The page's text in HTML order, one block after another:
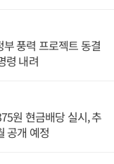
풍력 프로젝트 동결
령 내려
원 현금배당 실시, 추
공개 예정